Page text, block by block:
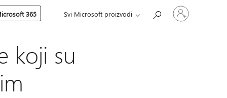
365 Svi Microsoft proizvodi
Prijavite
se
koji su